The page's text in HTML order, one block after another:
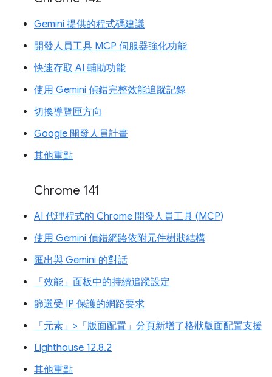
Gemini 提供的程式碼建議
開發人員工具 MCP 伺服器強化功能
快速存取 AI 輔助功能
使用 Gemini 偵錯完整效能追蹤記錄
切換導覽匣方向
Google 開發人員計畫
其他重點
Chrome 141
AI 代理程式的 Chrome 開發人員工具 (MCP)
使用 Gemini 偵錯網路依附元件樹狀結構
匯出與 Gemini 的對話
「效能」面板中的持續追蹤設定
篩選受 IP 保護的網路要求
「元素」>「版面配置」分頁新增了格狀版面配置支援
Lighthouse 12.8.2
其他重點